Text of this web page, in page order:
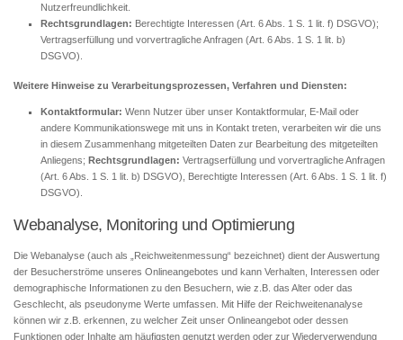
Nutzerfreundlichkeit.
Rechtsgrundlagen: Berechtigte Interessen (Art. 6 Abs. 1 S. 1 lit. f) DSGVO);
Vertragserfüllung und vorvertragliche Anfragen (Art. 6 Abs. 1 S. 1 lit. b)
DSGVO).
Weitere Hinweise zu Verarbeitungsprozessen, Verfahren und Diensten:
Kontaktformular: Wenn Nutzer über unser Kontaktformular, E-Mail oder
andere Kommunikationswege mit uns in Kontakt treten, verarbeiten wir die uns
in diesem Zusammenhang mitgeteilten Daten zur Bearbeitung des mitgeteilten
Anliegens; Rechtsgrundlagen: Vertragserfüllung und vorvertragliche Anfragen
(Art. 6 Abs. 1 S. 1 lit. b) DSGVO), Berechtigte Interessen (Art. 6 Abs. 1 S. 1 lit. f)
DSGVO).
Webanalyse, Monitoring und Optimierung
Die Webanalyse (auch als „Reichweitenmessung“ bezeichnet) dient der Auswertung
der Besucherströme unseres Onlineangebotes und kann Verhalten, Interessen oder
demographische Informationen zu den Besuchern, wie z.B. das Alter oder das
Geschlecht, als pseudonyme Werte umfassen. Mit Hilfe der Reichweitenanalyse
können wir z.B. erkennen, zu welcher Zeit unser Onlineangebot oder dessen
Funktionen oder Inhalte am häufigsten genutzt werden oder zur Wiederverwendung